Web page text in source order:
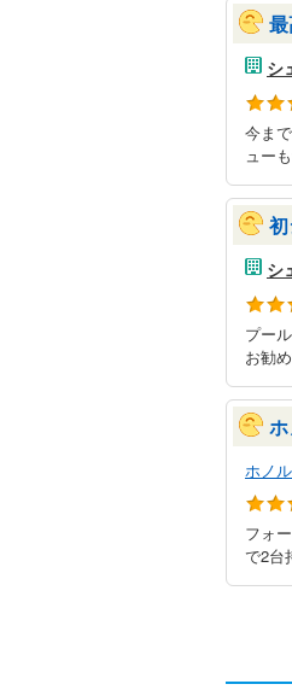
シ
今ま
ュー
シ
プー
お勧
ホノ
フォ
で2台